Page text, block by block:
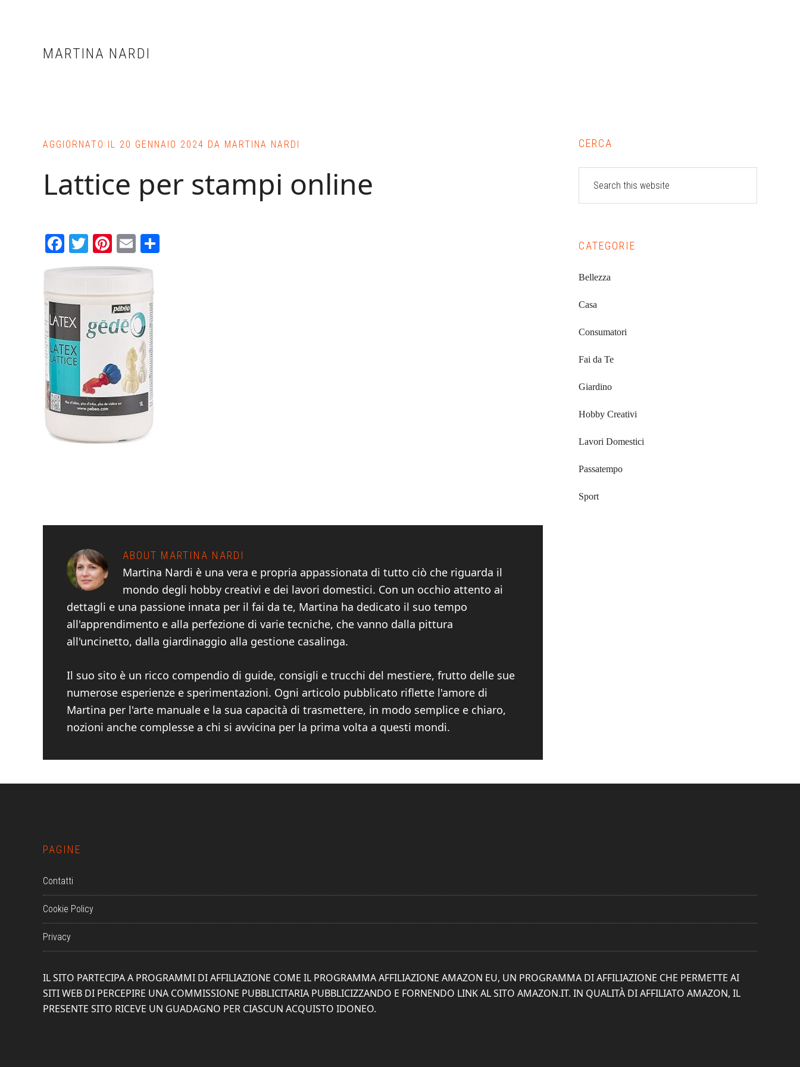
MARTINA NARDI
AGGIORNATO IL 20 GENNAIO 2024 DA MARTINA NARDI
Lattice per stampi online
Facebook
TwitterPinterest
Email
ABOUT MARTINA NARDI
Martina Nardi è una vera e propria appassionata di tutto ciò che riguarda il
mondo degli hobby creativi e dei lavori domestici. Con un occhio attento ai
dettagli e una passione innata per il fai da te, Martina ha dedicato il suo tempo
all'apprendimento e alla perfezione di varie tecniche, che vanno dalla pittura
all'uncinetto, dalla giardinaggio alla gestione casalinga.
Il suo sito è un ricco compendio di guide, consigli e trucchi del mestiere, frutto delle sue
numerose esperienze e sperimentazioni. Ogni articolo pubblicato riflette l'amore di
Martina per l'arte manuale e la sua capacità di trasmettere, in modo semplice e chiaro,
nozioni anche complesse a chi si avvicina per la prima volta a questi mondi.
Primary
Sidebar
CERCA
website
CATEGORIE
Bellezza
Casa
Consumatori
Fai da Te
Giardino
Hobby Creativi
Lavori Domestici
Passatempo
Sport
PAGINE
Contatti
Cookie Policy
Privacy
IL SITO PARTECIPA A PROGRAMMI DI AFFILIAZIONE COME IL PROGRAMMA AFFILIAZIONE AMAZON EU, UN PROGRAMMA DI AFFILIAZIONE CHE PERMETTE AI
SITI WEB DI PERCEPIRE UNA COMMISSIONE PUBBLICITARIA PUBBLICIZZANDO E FORNENDO LINK AL SITO AMAZON.IT. IN QUALITÀ DI AFFILIATO AMAZON, IL
PRESENTE SITO RICEVE UN GUADAGNO PER CIASCUN ACQUISTO IDONEO.